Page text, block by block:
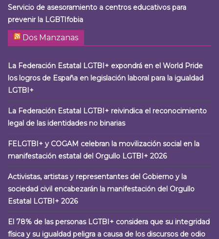
Servicio de asesoramiento a centros educativos para
prevenir la LGBTIfobia
Dos Manzanas
La Federación Estatal LGTBI+ expondrá en el World Pride
los logros de España en legislación laboral para la igualdad
LGTBI+
La Federación Estatal LGTBI+ reivindica el reconocimiento
legal de las identidades no binarias
FELGTBI+ y COGAM celebran la movilización social en la
manifestación estatal del Orgullo LGTBI+ 2026
Activistas, artistas y representantes del Gobierno y la
sociedad civil encabezarán la manifestación del Orgullo
Estatal LGTBI+ 2026
El 78% de las personas LGTBI+ considera que su integridad
física y su igualdad peligra a causa de los discursos de odio